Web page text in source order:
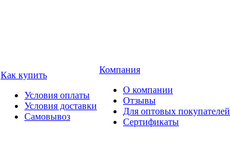
Как купить
Условия оплаты
Условия доставки
Самовывоз
Компания
О компании
Отзывы
Для оптовых покупателей
Сертификаты